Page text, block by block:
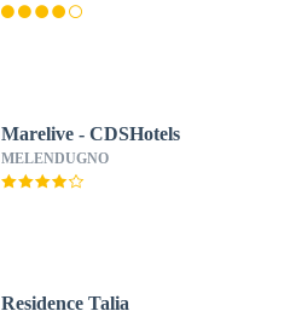
Marelive - CDSHotels
MELENDUGNO
Residence Talia